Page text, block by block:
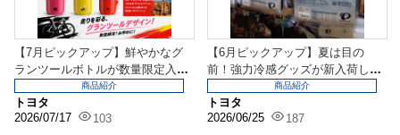
【7月ピックアップ】鮮やかなグ
ランツールボトルが数量限定入荷
『ELITE FLY...
トヨタ
2026/07/17
103
商品紹介
【6月ピックアップ】夏は目の
前！強力冷感グッズが新入荷しま
した『PEARL IZ...
トヨタ
2026/06/25
187
商品紹介